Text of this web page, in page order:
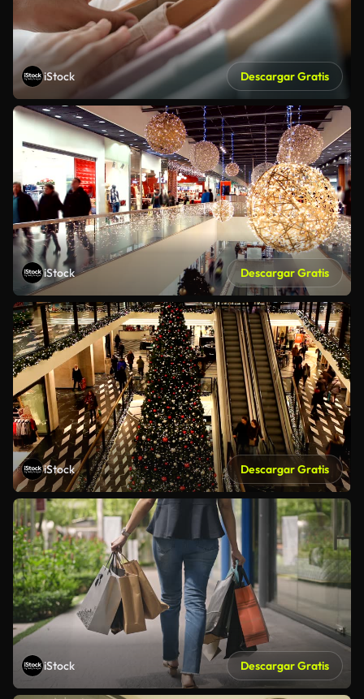
iStock Descargar Gratis
iStock Descargar Gratis
iStock Descargar Gratis
iStock Descargar Gratis